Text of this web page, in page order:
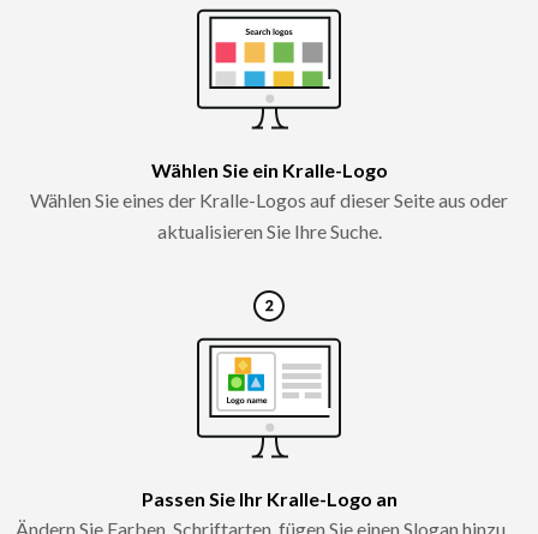
Wählen Sie ein Kralle-Logo
Wählen Sie eines der Kralle-Logos auf dieser Seite aus oder
aktualisieren Sie Ihre Suche.
Passen Sie Ihr Kralle-Logo an
Ändern Sie Farben, Schriftarten, fügen Sie einen Slogan hinzu …